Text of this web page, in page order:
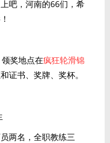
吧，河南的66们，希
奖地点在疯狂轮滑锦
证书、奖牌、奖杯。
两名，全职教练三